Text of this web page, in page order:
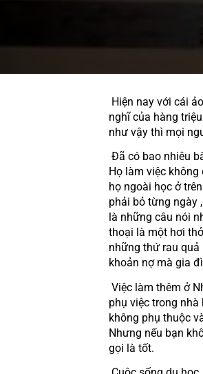
nghĩ của hàng
như vậy thì mọi
Họ làm việc
họ ngoài học ở
phải bỏ từng ngày
là những câu nói
thoại là một hơi
những thứ rau
khoản nợ mà gia
phụ việc trong
không phụ thuộc
Nhưng nếu bạn
gọi là tốt.